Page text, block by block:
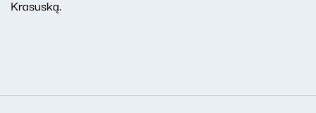
Krasuską.